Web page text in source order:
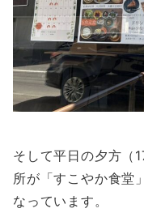
そして平日の夕方（
所が「すこやか食堂
なっています。